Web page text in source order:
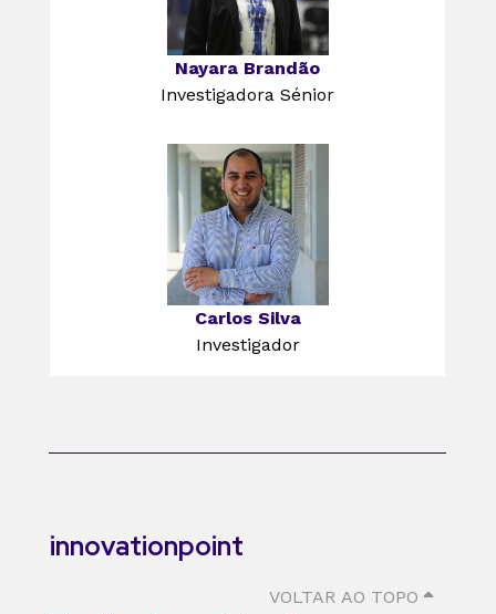
Nayara Brandão
Investigadora Sénior
Carlos Silva
Investigador
innovationpoint
VOLTAR AO TOPO